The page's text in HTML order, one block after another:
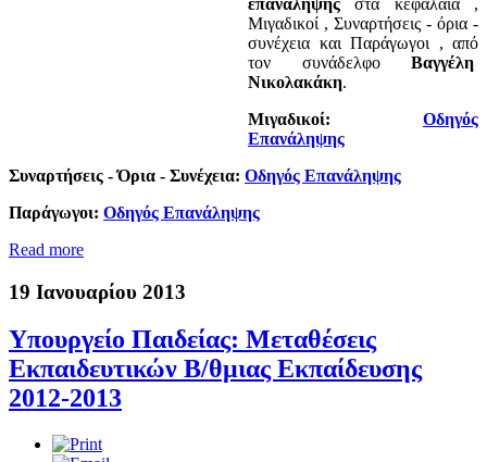
Μιγαδικοί , Συναρτήσεις - όρια -
συνέχεια και Παράγωγοι , από
τον συνάδελφο Βαγγέλη
Νικολακάκη.
Μιγαδικοί: Οδηγός
Επανάληψης
Συναρτήσεις - Όρια - Συνέχεια: Οδηγός Επανάληψης
Παράγωγοι: Οδηγός Επανάληψης
Read more
19 Ιανουαρίου 2013
Υπουργείο Παιδείας: Μεταθέσεις
Εκπαιδευτικών Β/θμιας Εκπαίδευσης
2012-2013